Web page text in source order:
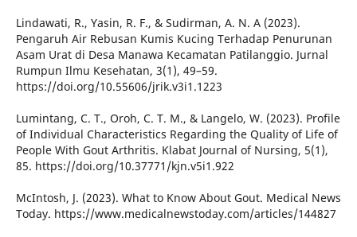
Lindawati, R., Yasin, R. F., & Sudirman, A. N. A (2023).
Pengaruh Air Rebusan Kumis Kucing Terhadap Penurunan
Asam Urat di Desa Manawa Kecamatan Patilanggio. Jurnal
Rumpun Ilmu Kesehatan, 3(1), 49–59.
https://doi.org/10.55606/jrik.v3i1.1223
Lumintang, C. T., Oroh, C. T. M., & Langelo, W. (2023). Profile
of Individual Characteristics Regarding the Quality of Life of
People With Gout Arthritis. Klabat Journal of Nursing, 5(1),
85. https://doi.org/10.37771/kjn.v5i1.922
McIntosh, J. (2023). What to Know About Gout. Medical News
Today. https://www.medicalnewstoday.com/articles/144827